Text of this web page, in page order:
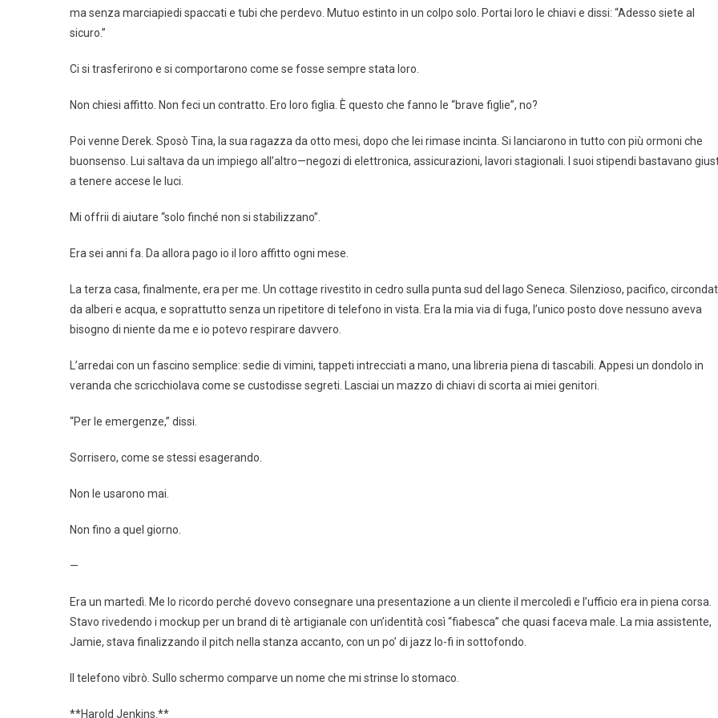
ma senza marciapiedi spaccati e tubi che perdevo. Mutuo estinto in un colpo solo. Portai loro le chiavi e dissi: “Adesso siete al
sicuro.”
Ci si trasferirono e si comportarono come se fosse sempre stata loro.
Non chiesi affitto. Non feci un contratto. Ero loro figlia. È questo che fanno le “brave figlie”, no?
Poi venne Derek. Sposò Tina, la sua ragazza da otto mesi, dopo che lei rimase incinta. Si lanciarono in tutto con più ormoni che
buonsenso. Lui saltava da un impiego all’altro—negozi di elettronica, assicurazioni, lavori stagionali. I suoi stipendi bastavano
a tenere accese le luci.
Mi offrii di aiutare “solo finché non si stabilizzano”.
Era sei anni fa. Da allora pago io il loro affitto ogni mese.
La terza casa, finalmente, era per me. Un cottage rivestito in cedro sulla punta sud del lago Seneca. Silenzioso, pacifico,
da alberi e acqua, e soprattutto senza un ripetitore di telefono in vista. Era la mia via di fuga, l’unico posto dove nessuno aveva
bisogno di niente da me e io potevo respirare davvero.
L’arredai con un fascino semplice: sedie di vimini, tappeti intrecciati a mano, una libreria piena di tascabili. Appesi un dondolo in
veranda che scricchiolava come se custodisse segreti. Lasciai un mazzo di chiavi di scorta ai miei genitori.
“Per le emergenze,” dissi.
Sorrisero, come se stessi esagerando.
Non le usarono mai.
Non fino a quel giorno.
—
Era un martedì. Me lo ricordo perché dovevo consegnare una presentazione a un cliente il mercoledì e l’ufficio era in piena corsa.
Stavo rivedendo i mockup per un brand di tè artigianale con un’identità così “fiabesca” che quasi faceva male. La mia assistente,
Jamie, stava finalizzando il pitch nella stanza accanto, con un po’ di jazz lo-fi in sottofondo.
Il telefono vibrò. Sullo schermo comparve un nome che mi strinse lo stomaco.
**Harold Jenkins.**